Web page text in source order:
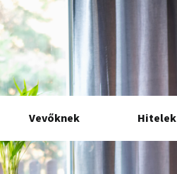
Vevőknek Hitelek